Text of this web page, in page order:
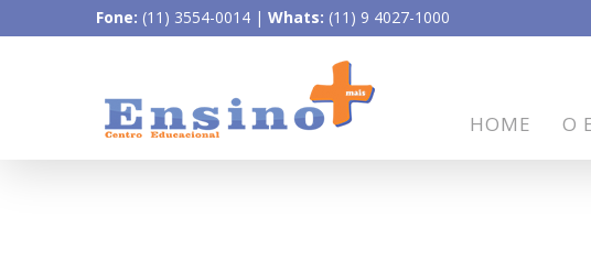
Fone: (11) 3554-0014 | Whats: (11) 9 4027-1000
HOME O